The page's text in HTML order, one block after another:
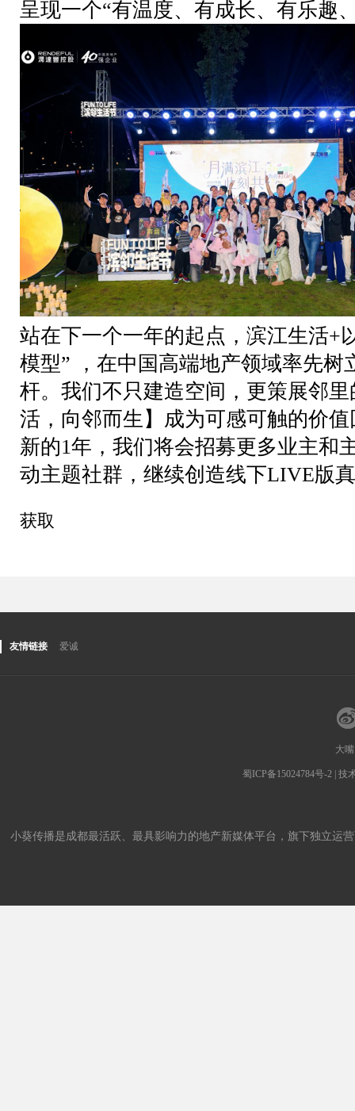
呈现一个“有温度、有成长、有乐趣
站在下一个一年的起点，滨江生活+
模型” ，在中国高端地产领域率先树
杆。我们不只建造空间，更策展邻
活，向邻而生】成为可感可触的价值
新的1年，我们将会招募更多业主和
动主题社群，继续创造线下LIVE版
获取
友情链接 爱诚
大
蜀ICP备15024784号-2 | 技
小葵传播是成都最活跃、最具影响力的地产新媒体平台，旗下独立